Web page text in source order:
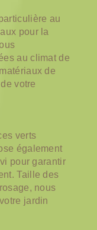
au
pour la
au climat de
de
votre
verts
également
pour garantir
Taille des
nous
jardin